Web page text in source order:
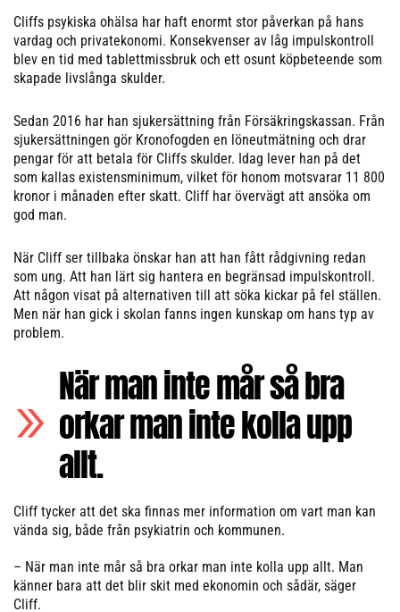
Cliffs psykiska ohälsa har haft enormt stor påverkan på hans
vardag och privatekonomi. Konsekvenser av låg impulskontroll
blev en tid med tablettmissbruk och ett osunt köpbeteende som
skapade livslånga skulder.
Sedan 2016 har han sjukersättning från Försäkringskassan. Från
sjukersättningen gör Kronofogden en löneutmätning och drar
pengar för att betala för Cliffs skulder. Idag lever han på det
som kallas existensminimum, vilket för honom motsvarar 11 800
kronor i månaden efter skatt. Cliff har övervägt att ansöka om
god man.
När Cliff ser tillbaka önskar han att han fått rådgivning redan
som ung. Att han lärt sig hantera en begränsad impulskontroll.
Att någon visat på alternativen till att söka kickar på fel ställen.
Men när han gick i skolan fanns ingen kunskap om hans typ av
problem.
När man inte mår så bra
orkar man inte kolla upp
allt.
Cliff tycker att det ska finnas mer information om vart man kan
vända sig, både från psykiatrin och kommunen.
– När man inte mår så bra orkar man inte kolla upp allt. Man
känner bara att det blir skit med ekonomin och sådär, säger
Cliff.